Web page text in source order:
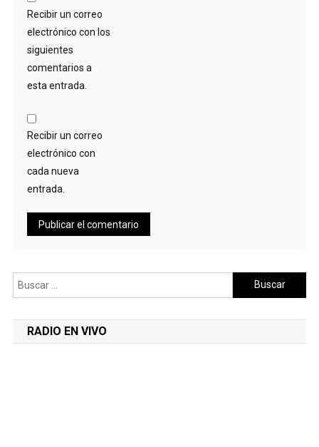
Recibir un correo
electrónico con los
siguientes
comentarios a
esta entrada.
Recibir un correo
electrónico con
cada nueva
entrada.
Buscar:
RADIO EN VIVO